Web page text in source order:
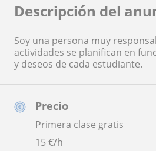
Precio
Primera clase gratis
15€/h
Descripción del
Soy una persona muy
actividades se planifican en
y deseos de cada estudiante.